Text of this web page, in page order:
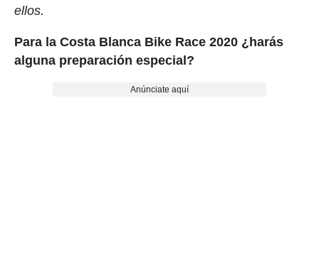
ellos.
Para la Costa Blanca Bike Race 2020 ¿harás
alguna preparación especial?
Anúnciate aquí